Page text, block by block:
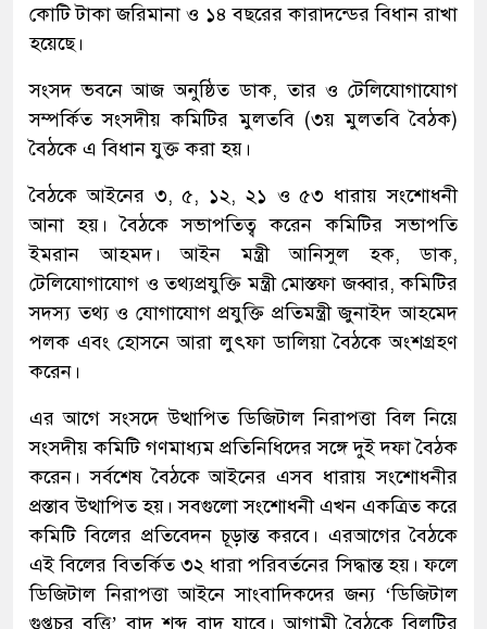
কোটি টাকা জরিমানা ও ১৪ বছরের কারাদন্ডের বিধান রাখা
হয়েছে।
সংসদ ভবনে আজ অনুষ্ঠিত ডাক, তার ও টেলিযোগাযোগ
সম্পর্কিত সংসদীয় কমিটির মুলতবি (৩য় মুলতবি বৈঠক)
বৈঠকে এ বিধান যুক্ত করা হয়।
বৈঠকে আইনের ৩, ৫, ১২, ২১ ও ৫৩ ধারায় সংশোধনী
আনা হয়। বৈঠকে সভাপতিত্ব করেন কমিটির সভাপতি
ইমরান আহমদ। আইন মন্ত্রী আনিসুল হক, ডাক,
টেলিযোগাযোগ ও তথ্যপ্রযুক্তি মন্ত্রী মোস্তফা জব্বার, কমিটির
সদস্য তথ্য ও যোগাযোগ প্রযুক্তি প্রতিমন্ত্রী জুনাইদ আহমেদ
পলক এবং হোসনে আরা লুৎফা ডালিয়া বৈঠকে অংশগ্রহণ
করেন।
এর আগে সংসদে উত্থাপিত ডিজিটাল নিরাপত্তা বিল নিয়ে
সংসদীয় কমিটি গণমাধ্যম প্রতিনিধিদের সঙ্গে দুই দফা বৈঠক
করেন। সর্বশেষ বৈঠকে আইনের এসব ধারায় সংশোধনীর
প্রস্তাব উত্থাপিত হয়। সবগুলো সংশোধনী এখন একত্রিত করে
কমিটি বিলের প্রতিবেদন চূড়ান্ত করবে। এরআগের বৈঠকে
এই বিলের বিতর্কিত ৩২ ধারা পরিবর্তনের সিদ্ধান্ত হয়। ফলে
ডিজিটাল নিরাপত্তা আইনে সাংবাদিকদের জন্য ‘ডিজিটাল
গুপ্তচর বৃত্তি’ বাদ শব্দ বাদ যাবে। আগামী বৈঠকে বিলটির